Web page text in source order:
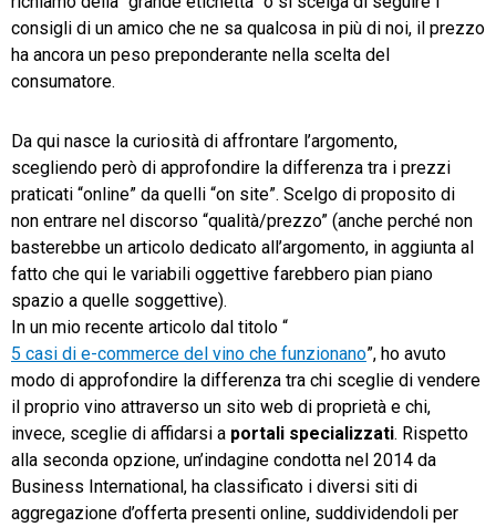
consigli di un amico che ne sa qualcosa in più di noi, il prezzo
ha ancora un peso preponderante nella scelta del
consumatore.
Da qui nasce la curiosità di affrontare l’argomento,
scegliendo però di approfondire la differenza tra i prezzi
praticati “online” da quelli “on site”. Scelgo di proposito di
non entrare nel discorso “qualità/prezzo” (anche perché non
basterebbe un articolo dedicato all’argomento, in aggiunta al
fatto che qui le variabili oggettive farebbero pian piano
spazio a quelle soggettive).
In un mio recente articolo dal titolo “
5 casi di e-commerce del vino che funzionano”, ho avuto
modo di approfondire la differenza tra chi sceglie di vendere
il proprio vino attraverso un sito web di proprietà e chi,
invece, sceglie di affidarsi a portali specializzati. Rispetto
alla seconda opzione, un’indagine condotta nel 2014 da
Business International, ha classificato i diversi siti di
aggregazione d’offerta presenti online, suddividendoli per